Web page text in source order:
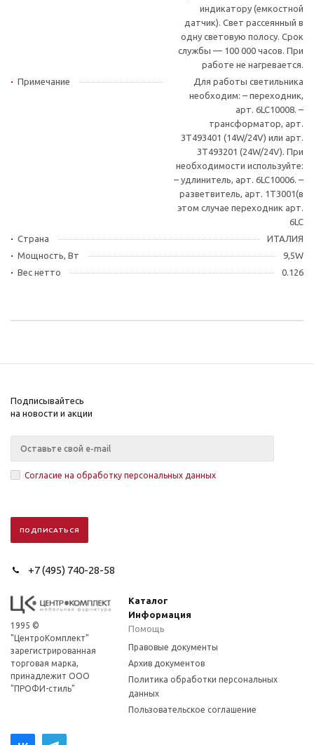
индикатору (емкостной
датчик). Свет рассеянный в
одну световую полосу. Срок
службы — 100 000 часов. При
работе не нагревается.
Примечание
Для работы светильника
необходим: – переходник,
арт. 6LC10008. –
трансформатор, арт.
3T493401 (14W/24V) или арт.
3T493201 (24W/24V). При
необходимости используйте:
– удлинитель, арт. 6LC10006. –
разветвитель, арт. 1T3001(в
этом случае переходник арт.
6LC
Страна
ИТАЛИЯ
Мощность, Вт
9,5W
Вес нетто
0.126
Подписывайтесь
на новости и акции
Согласие на обработку персональных данных
+7 (495) 740-28-58
1995 ©
"ЦентроКомплект"
зарегистрированная
торговая марка,
принадлежит ООО
"ПРОФИ-стиль"
Каталог
Информация
Помощь
Правовые документы
Архив документов
Политика обработки персональных
данных
Пользовательское соглашение